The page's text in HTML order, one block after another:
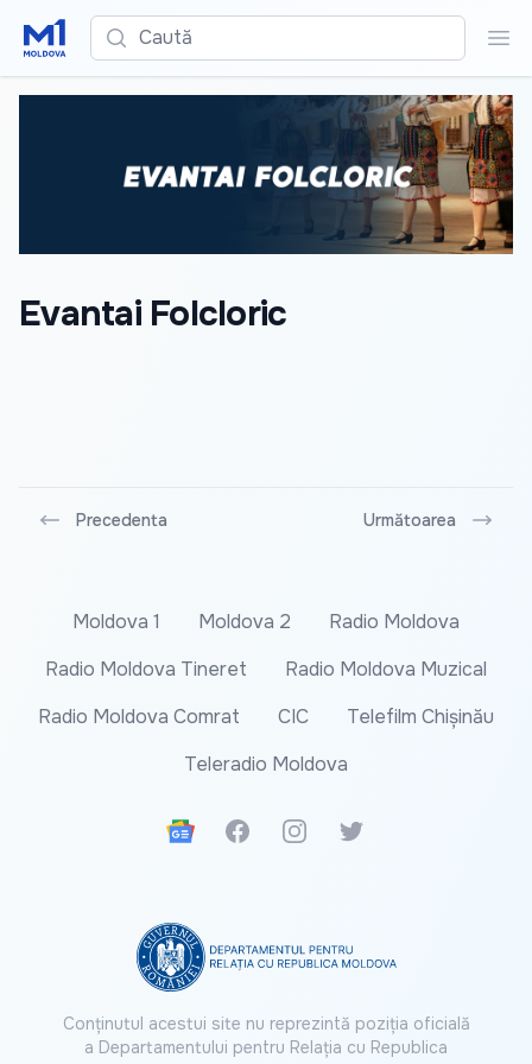
Caută
Evantai Folcloric
Precedenta Următoarea
Moldova 1 Moldova 2
Radio Moldova
Radio Moldova Tineret
Radio Moldova Muzical
Radio Moldova Comrat
CIC
Telefilm Chișinău
Teleradio Moldova
Google News
FacebookInstagramTwitter
Conținutul acestui site nu reprezintă poziția oficială
a Departamentului pentru Relația cu Republica